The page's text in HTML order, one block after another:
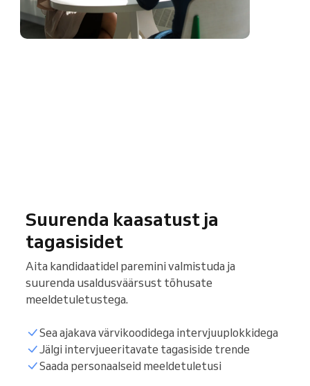
Suurenda kaasatust ja
tagasisidet
Aita kandidaatidel paremini valmistuda ja
suurenda usaldusväärsust tõhusate
meeldetuletustega.
Sea ajakava värvikoodidega intervjuuplokkidega
Jälgi intervjueeritavate tagasiside trende
Saada personaalseid meeldetuletusi